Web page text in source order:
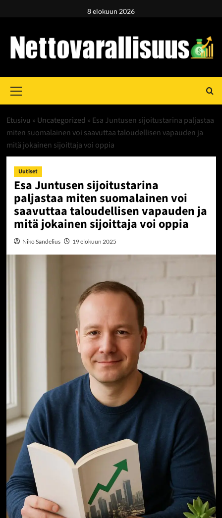
8 elokuun 2026
Menu
Etusivu » Uncategorized » Esa Juntusen sijoitustarina paljastaa
miten suomalainen voi saavuttaa taloudellisen vapauden ja
mitä jokainen sijoittaja voi oppia
Uutiset
Esa Juntusen sijoitustarina
paljastaa miten suomalainen voi
saavuttaa taloudellisen vapauden ja
mitä jokainen sijoittaja voi oppia
Niko Sandelius 19 elokuun 2025